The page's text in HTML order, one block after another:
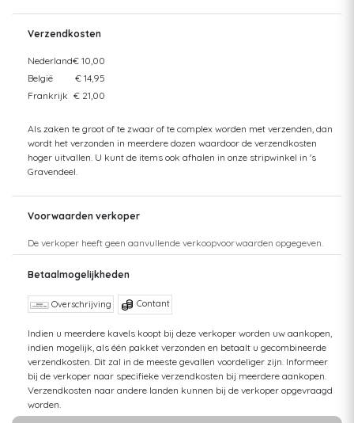
Verzendkosten
Nederland€ 10,00
België
€ 14,95
Frankrijk € 21,00
Als zaken te groot of te zwaar of te complex worden met verzenden, dan
wordt het verzonden in meerdere dozen waardoor de verzendkosten
hoger uitvallen. U kunt de items ook afhalen in onze stripwinkel in 's
Gravendeel.
Voorwaarden verkoper
De verkoper heeft geen aanvullende verkoopvoorwaarden opgegeven.
Betaalmogelijkheden
Overschrijving Contant
Indien u meerdere kavels koopt bij deze verkoper worden uw aankopen,
indien mogelijk, als één pakket verzonden en betaalt u gecombineerde
verzendkosten. Dit zal in de meeste gevallen voordeliger zijn. Informeer
bij de verkoper naar specifieke verzendkosten bij meerdere aankopen.
Verzendkosten naar andere landen kunnen bij de verkoper opgevraagd
worden.